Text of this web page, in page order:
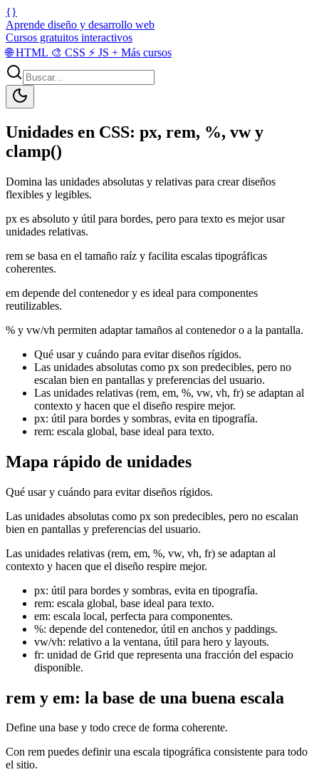
{}
Aprende diseño y desarrollo web
Cursos gratuitos interactivos
🌐HTML 🎨 CSS ⚡ JS + Más cursos
Unidades en CSS: px, rem, %, vw y
clamp()
Domina las unidades absolutas y relativas para crear diseños
flexibles y legibles.
px es absoluto y útil para bordes, pero para texto es mejor usar
unidades relativas.
rem se basa en el tamaño raíz y facilita escalas tipográficas
coherentes.
em depende del contenedor y es ideal para componentes
reutilizables.
% y vw/vh permiten adaptar tamaños al contenedor o a la pantalla.
Qué usar y cuándo para evitar diseños rígidos.
Las unidades absolutas como px son predecibles, pero no
escalan bien en pantallas y preferencias del usuario.
Las unidades relativas (rem, em, %, vw, vh, fr) se adaptan al
contexto y hacen que el diseño respire mejor.
px: útil para bordes y sombras, evita en tipografía.
rem: escala global, base ideal para texto.
Mapa rápido de unidades
Qué usar y cuándo para evitar diseños rígidos.
Las unidades absolutas como px son predecibles, pero no escalan
bien en pantallas y preferencias del usuario.
Las unidades relativas (rem, em, %, vw, vh, fr) se adaptan al
contexto y hacen que el diseño respire mejor.
px: útil para bordes y sombras, evita en tipografía.
rem: escala global, base ideal para texto.
em: escala local, perfecta para componentes.
%: depende del contenedor, útil en anchos y paddings.
vw/vh: relativo a la ventana, útil para hero y layouts.
fr: unidad de Grid que representa una fracción del espacio
disponible.
rem y em: la base de una buena escala
Define una base y todo crece de forma coherente.
Con rem puedes definir una escala tipográfica consistente para todo
el sitio.